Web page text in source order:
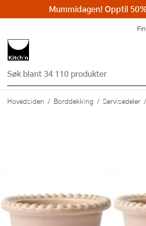
Hovedsiden Borddekking Servisedeler
Mummidagen! Opptil